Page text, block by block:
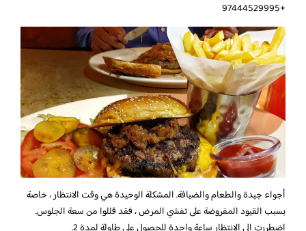
+97444529995
أجواء جيدة والطعام والضيافة. المشكلة الوحيدة هي وقت الانتظار ، خاصة
بسبب القيود المفروضة على تفشي المرض ، فقد قللوا من سعة الجلوس.